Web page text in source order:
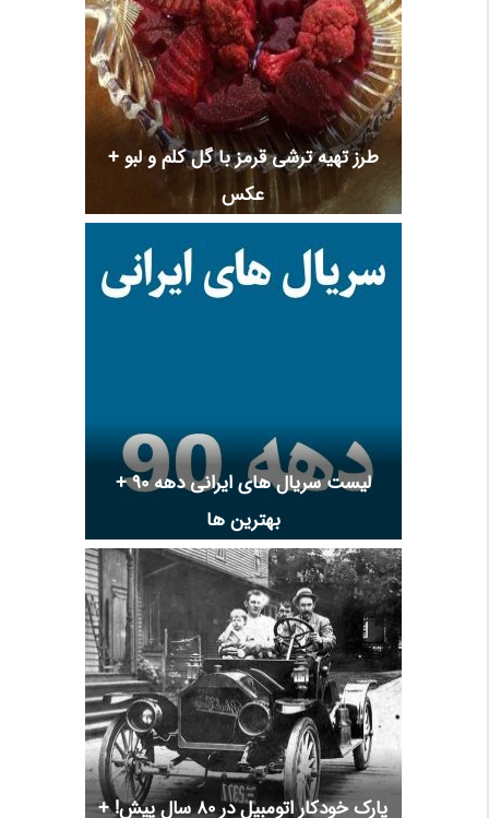
طرز تهیه ترشی قرمز با گل کلم و لبو +
عکس
لیست سریال های ایرانی دهه 90 +
بهترین ها
پارک خودکار اتومبیل در 80 سال پیش! +